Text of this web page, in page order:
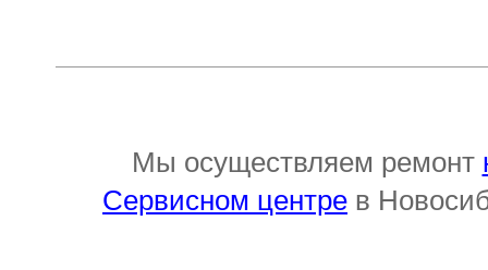
Мы осуществляем ремонт
Сервисном центре в